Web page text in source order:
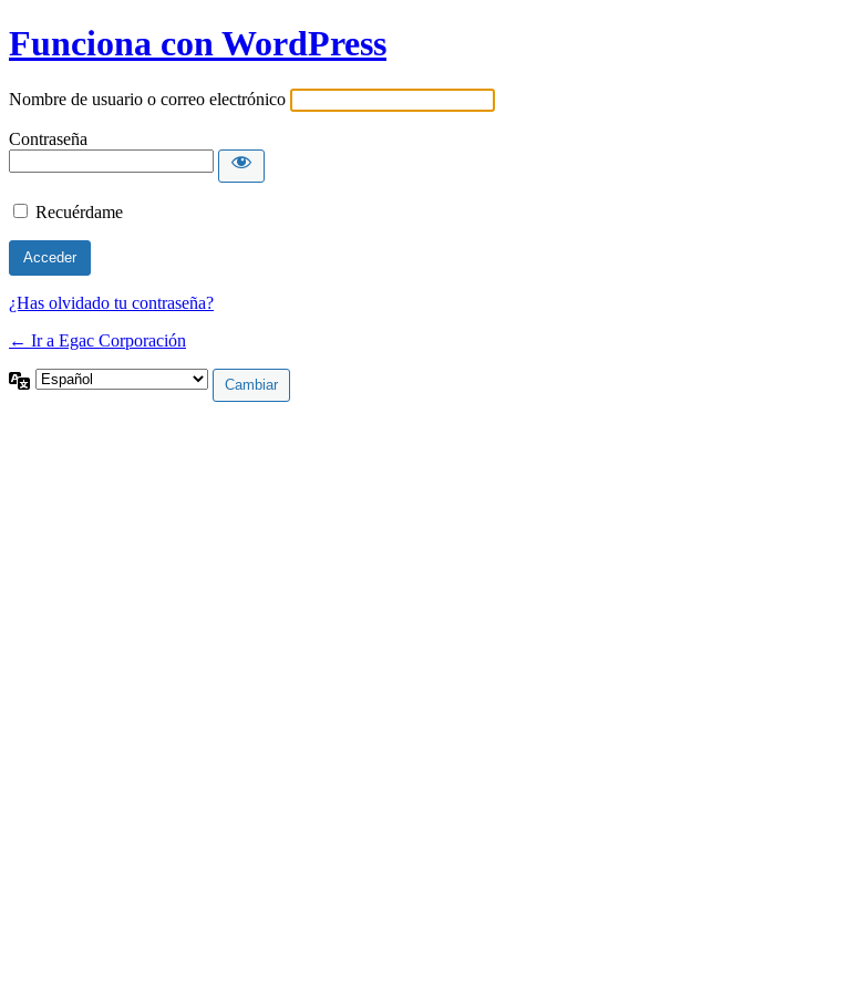
Funciona con WordPress
Nombre de usuario o correo electrónico
Contraseña
Recuérdame
¿Has olvidado tu contraseña?
← Ir a Egac Corporación
Idioma